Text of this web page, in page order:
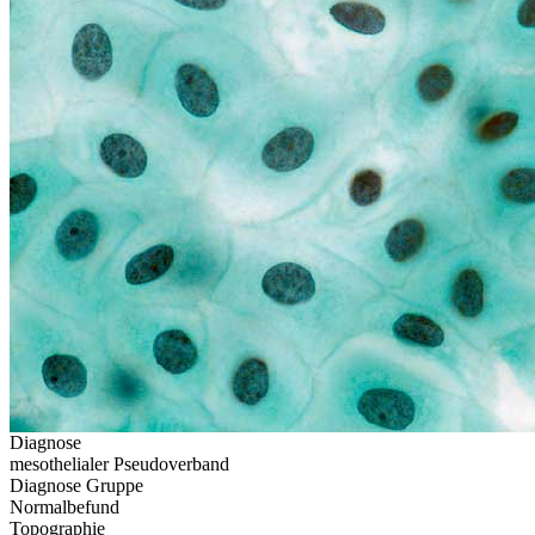
Diagnose
mesothelialer Pseudoverband
Diagnose Gruppe
Normalbefund
Topographie